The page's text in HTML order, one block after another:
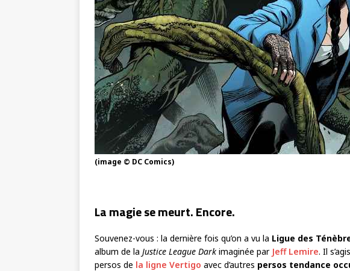
(image © DC Comics)
La magie se meurt. Encore.
Souvenez-vous : la dernière fois qu’on a vu la Ligue des
album de la Justice League Dark imaginée par Jeff Lemire. Il
persos de la ligne Vertigo avec d’autres persos tendance